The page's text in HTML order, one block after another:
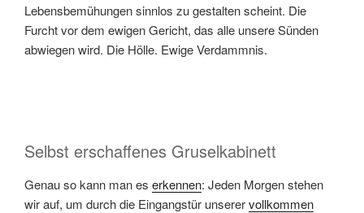
Lebensbemühungen sinnlos zu gestalten scheint. Die
Furcht vor dem ewigen Gericht, das alle unsere Sünden
abwiegen wird. Die Hölle. Ewige Verdammnis.
Selbst erschaffenes Gruselkabinett
Genau so kann man es erkennen: Jeden Morgen stehen
wir auf, um durch die Eingangstür unserervollkommen